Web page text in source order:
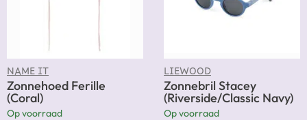
NAME IT
Zonnehoed Ferille
(Coral)
Op voorraad
LIEWOOD
Zonnebril Stacey
(Riverside/Classic Navy)
Op voorraad